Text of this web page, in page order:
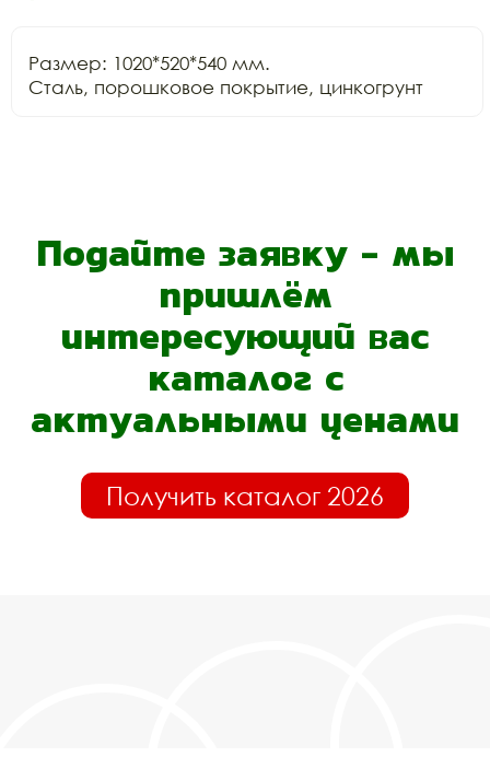
Размер: 1020*520*540 мм.
Сталь, порошковое покрытие, цинкогрунт
Подайте заявку - мы
пришлём
интересующий вас
каталог с
актуальными ценами
Получить каталог 2026